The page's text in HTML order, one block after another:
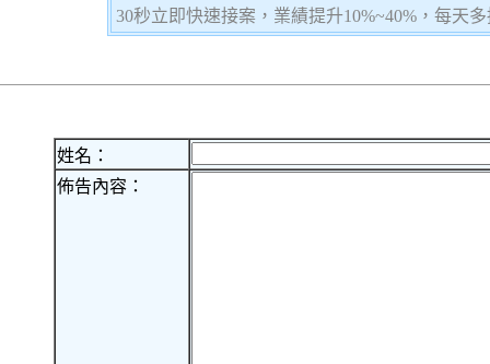
30秒立即快速接案，業績提升10%~40%，每天
姓名：
佈告內容：